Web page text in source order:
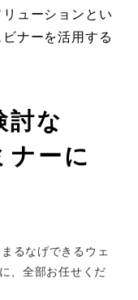
ューションとい
ナーを活用する
討な
ナーに
るなげできるウェ
、全部お任せくだ